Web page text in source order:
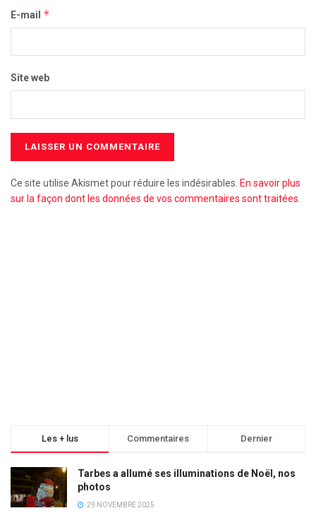
E-mail *
Site web
Ce site utilise Akismet pour réduire les indésirables. En savoir plus
sur la façon dont les données de vos commentaires sont traitées
Les + lus Commentaires Dernier
Tarbes a allumé ses illuminations de Noël, nos
photos
29 NOVEMBRE 2025